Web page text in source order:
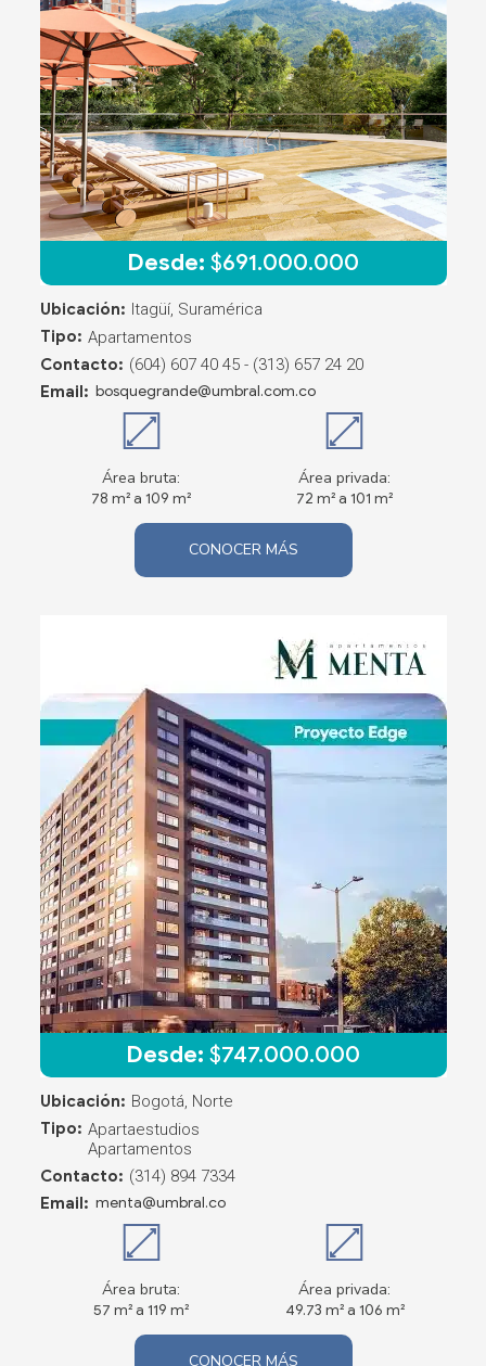
Desde: $691.000.000
Ubicación: Itagüí, Suramérica
Tipo: Apartamentos
Contacto: (604) 607 40 45 - (313) 657 24 20
Email: bosquegrande@umbral.com.co
Área bruta:
78 m² a 109 m²
Área privada:
72 m² a 101 m²
CONOCER MÁS
Desde: $747.000.000
Ubicación: Bogotá, Norte
Tipo: Apartaestudios
Apartamentos
Contacto: (314) 894 7334
Email: menta@umbral.co
Área bruta:
57 m² a 119 m²
Área privada:
49.73 m² a 106 m²
CONOCER MÁS